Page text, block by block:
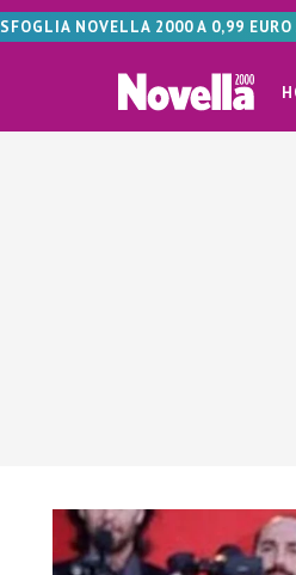
SFOGLIA NOVELLA 2000 A 0,99 EURO